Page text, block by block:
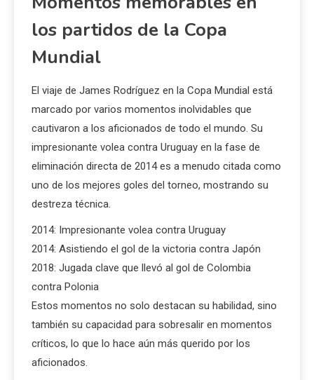
los partidos de la Copa
Mundial
El viaje de James Rodríguez en la Copa Mundial está
marcado por varios momentos inolvidables que
cautivaron a los aficionados de todo el mundo. Su
impresionante volea contra Uruguay en la fase de
eliminación directa de 2014 es a menudo citada como
uno de los mejores goles del torneo, mostrando su
destreza técnica.
2014: Impresionante volea contra Uruguay
2014: Asistiendo el gol de la victoria contra Japón
2018: Jugada clave que llevó al gol de Colombia
contra Polonia
Estos momentos no solo destacan su habilidad, sino
también su capacidad para sobresalir en momentos
críticos, lo que lo hace aún más querido por los
aficionados.